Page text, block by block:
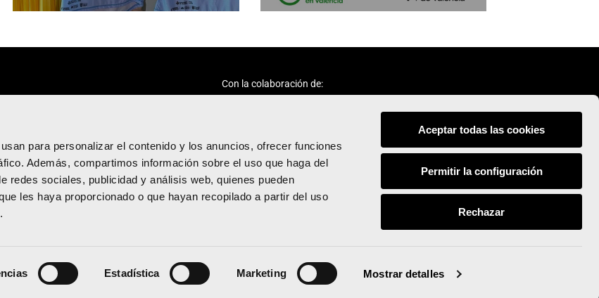
para personalizar el contenido y los anuncios, ofrecer funciones
Además, compartimos información sobre el uso que haga del
redes sociales, publicidad y análisis web, quienes pueden
les haya proporcionado o que hayan recopilado a partir del uso
Estadística Marketing Mostrar detalles
Aceptar todas las cookies
Permitir la configuración
Rechazar
Con la colaboración de: